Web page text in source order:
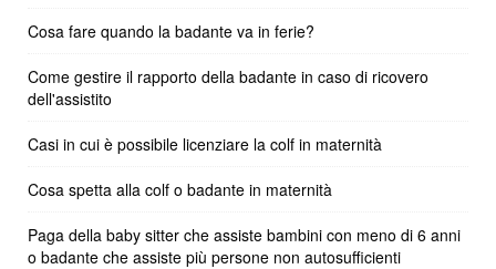
Cosa fare quando la badante va in ferie?
Come gestire il rapporto della badante in caso di ricovero
dell'assistito
Casi in cui è possibile licenziare la colf in maternità
Cosa spetta alla colf o badante in maternità
Paga della baby sitter che assiste bambini con meno di 6 anni
o badante che assiste più persone non autosufficienti